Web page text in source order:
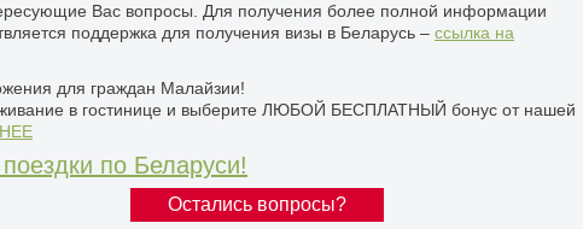
Вас вопросы. Для получения более полной информации
поддержка для получения визы в Беларусь – ссылка на
для граждан Малайзии!
в гостинице и выберите ЛЮБОЙ БЕСПЛАТНЫЙ бонус от нашей
по Беларуси!
Остались вопросы?